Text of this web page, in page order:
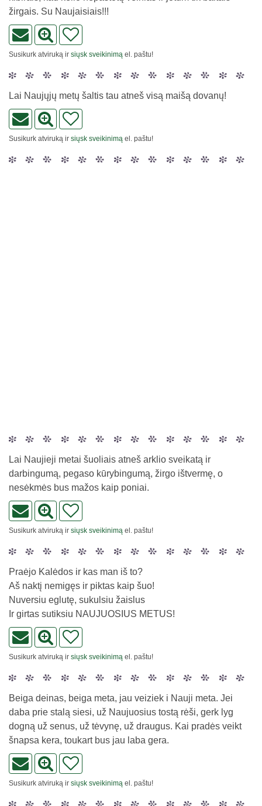
žirgais. Su Naujaisiais!!!
Susikurk atviruką ir siųsk sveikinimą el. paštu!
Lai Naujųjų metų šaltis tau atneš visą maišą dovanų!
Susikurk atviruką ir siųsk sveikinimą el. paštu!
Lai Naujieji metai šuoliais atneš arklio sveikatą ir
darbingumą, pegaso kūrybingumą, žirgo ištvermę, o
nesėkmės bus mažos kaip poniai.
Susikurk atviruką ir siųsk sveikinimą el. paštu!
Praėjo Kalėdos ir kas man iš to?
Aš naktį nemigęs ir piktas kaip šuo!
Nuversiu eglutę, sukulsiu žaislus
Ir girtas sutiksiu NAUJUOSIUS METUS!
Susikurk atviruką ir siųsk sveikinimą el. paštu!
Beiga deinas, beiga meta, jau veiziek i Nauji meta. Jei
daba prie stalą siesi, už Naujuosius tostą rėši, gerk lyg
dogną už senus, už tėvynę, už draugus. Kai pradės veikt
šnapsa kera, toukart bus jau laba gera.
Susikurk atviruką ir siųsk sveikinimą el. paštu!